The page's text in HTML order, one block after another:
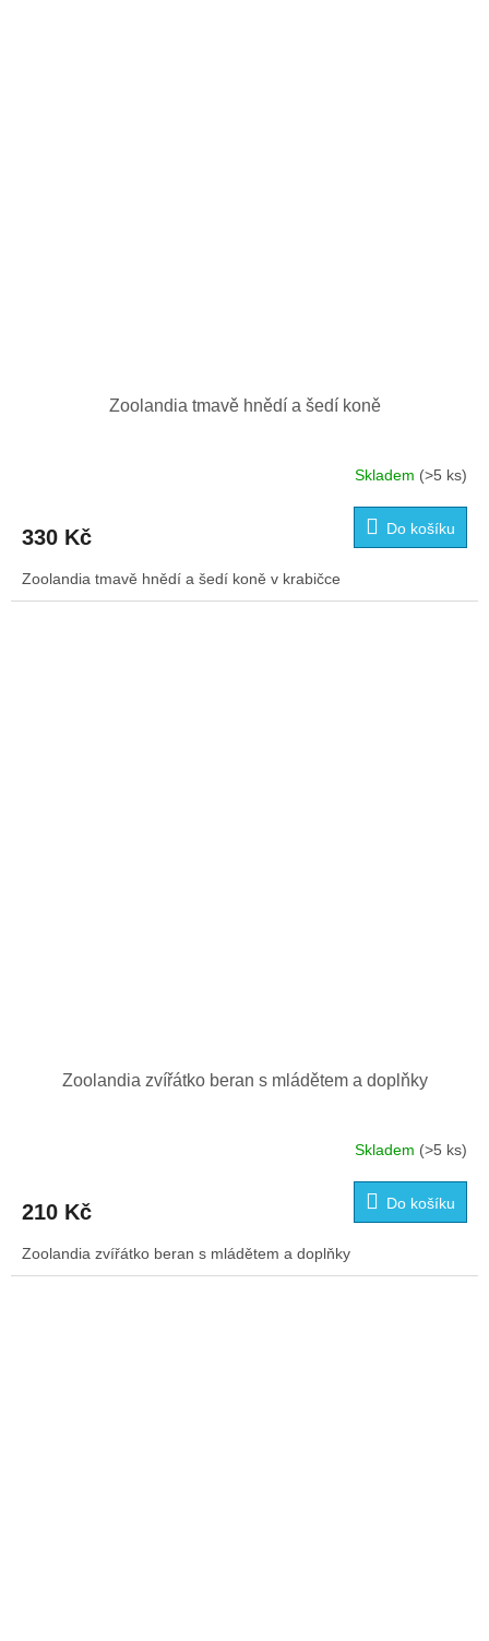
Zoolandia tmavě hnědí a šedí koně
Skladem (>5 ks)
330 Kč Do košíku
Zoolandia tmavě hnědí a šedí koně v krabičce
Zoolandia zvířátko beran s mládětem a doplňky
Skladem (>5 ks)
210 Kč Do košíku
Zoolandia zvířátko beran s mládětem a doplňky